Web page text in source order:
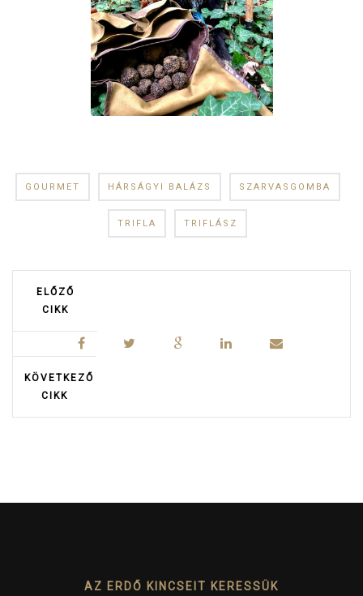
GOURMET HÁRSÁGYI BALÁZS SZARVASGOMBA
TRIFLA TRIFLÁSZ
ELŐZŐ
CIKK
KÖVETKEZŐ
CIKK
AZ ERDŐ KINCSEIT KERESSÜK